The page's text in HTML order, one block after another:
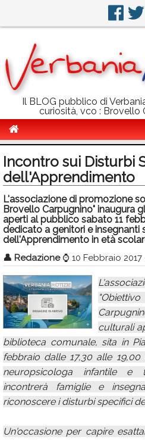
Il BLOG pubblico di
curiosità, vco : Brovello
Politica
Sport
Eventi
Info Utili
Rubriche
Calendario
Annunci
Incontro sui Disturbi
dell'Apprendimento
L'associazione di promozione
Brovello Carpugnino" inaugura
aperti al pubblico sabato 11
dedicato a genitori e insegnanti
dell'Apprendimento in età
👤 Redazione ⌚ 10 Febbraio 2017
culturali
biblioteca comunale, sita in
febbraio dalle 17,30 alle
neuropsicologa infantile e
incontrerà famiglie e
riconoscere i disturbi specifici
Un'occasione per capire